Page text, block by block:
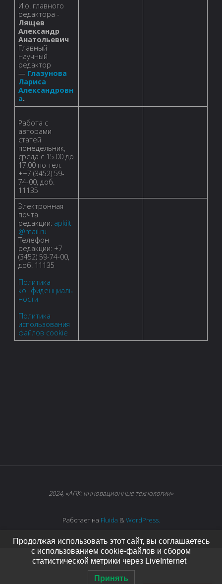
И.о. главного
редактора -
Лящев
Александр
Анатольевич
Главный
научный
редактор
— Глазунова
Лариса
Александровн
а.
Работа с
авторами
статей
понедельник,
среда с 15.00 до
17.00 по тел.
++7 (3452) 59-
74-00, доб.
11135
Электронная
почта
редакции: apkiit
@mail.ru
Телефон
редакции: +7
(3452) 59-74-00,
доб. 11135
Политика
конфиденциаль
ности
Политика
использования
файлов cookie
2024, «АПК: инновационные технологии»
Работает на Fluida &WordPress.
Продолжая использовать этот сайт, вы соглашаетесь
с использованием cookie-файлов и сбором
статистической метрики через LiveInternet
Принять